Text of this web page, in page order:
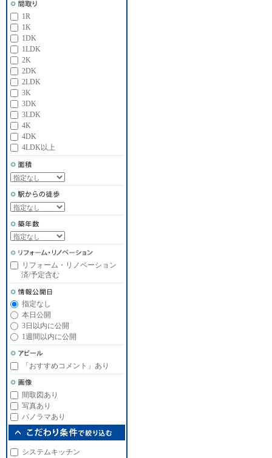
1R
1K
1DK
1LDK
2K
2DK
2LDK
3K
3DK
3LDK
4K
4DK
4LDK以上
リフォーム・リノベーション
済/予定含む
指定なし
本日公開
3日以内に公開
1週間以内に公開
「おすすめコメント」あり
間取図あり
写真あり
パノラマあり
システムキッチン